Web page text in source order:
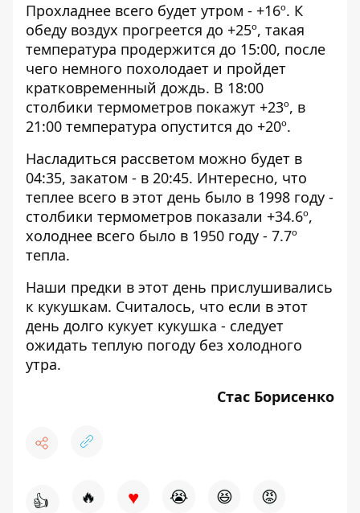
Прохладнее всего будет утром - +16º. К
обеду воздух прогреется до +25º, такая
температура продержится до 15:00, после
чего немного похолодает и пройдет
кратковременный дождь. В 18:00
столбики термометров покажут +23º, в
21:00 температура опустится до +20º.
Насладиться рассветом можно будет в
04:35, закатом - в 20:45. Интересно, что
теплее всего в этот день было в 1998 году -
столбики термометров показали +34.6º,
холоднее всего было в 1950 году - 7.7º
тепла.
Наши предки в этот день прислушивались
к кукушкам. Считалось, что если в этот
день долго кукует кукушка - следует
ожидать теплую погоду без холодного
утра.
Стас Борисенко
👍 🔥 ♥ 😭 😆 😡